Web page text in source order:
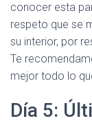
conocer esta
respeto que se
su interior, por
Te
mejor todo lo
Día 5: